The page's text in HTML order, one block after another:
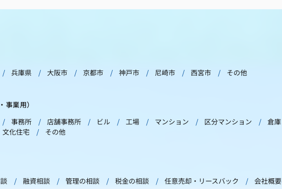
兵庫県 大阪市 京都市 神戸市 尼崎市 西宮市 その他
事業用）
事務所 店舗事務所 ビル 工場 マンション 区分マンション
倉庫
文化住宅 その他
融資相談 管理の相談 税金の相談 任意売却・リースバック 会社概要